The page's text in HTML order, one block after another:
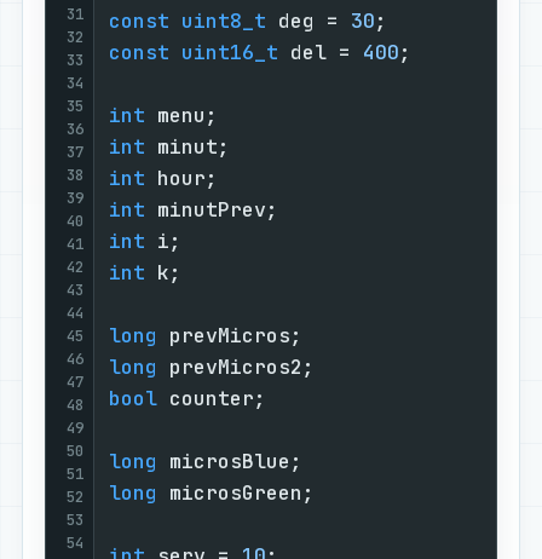
31
32
33
34
35
36
37
38
39
40
41
42
43
44
45
46
47
48
49
50
51
52
53
54
const uint8_t deg = 30
const uint16_t del = 400
int
int
int
int
int
int
long
long
bool
long
long